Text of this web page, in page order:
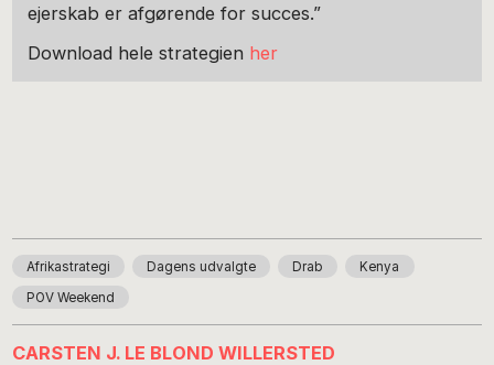
ejerskab er afgørende for succes.”
Download hele strategien her
Afrikastrategi Dagens udvalgte Drab Kenya
POV Weekend
CARSTEN J. LE BLOND WILLERSTED